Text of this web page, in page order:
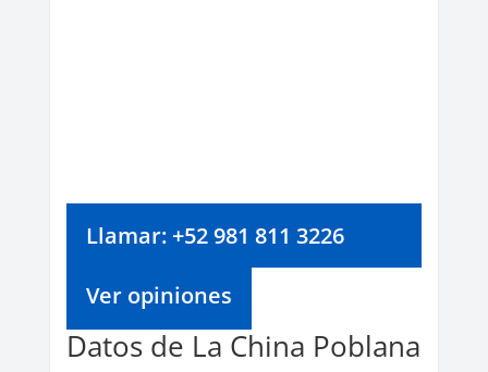
Llamar: +52 981 811 3226
Ver opiniones
Datos de La China Poblana